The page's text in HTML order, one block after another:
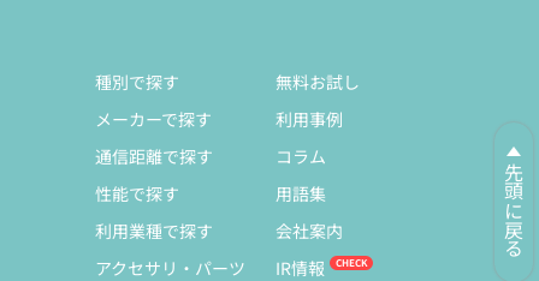
先頭に戻る
種別で探す
メーカーで探す
通信距離で探す
性能で探す
利用業種で探す
アクセサリ・パーツ
無料お試し
利用事例
コラム
用語集
会社案内
IR情報